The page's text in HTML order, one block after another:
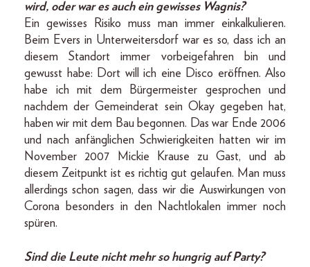
wird, oder war es auch ein gewisses Wagnis?
Ein gewisses Risiko muss man immer einkalkulieren.
Beim Evers in Unterweitersdorf war es so, dass ich an
diesem Standort immer vorbeigefahren bin und
gewusst habe: Dort will ich eine Disco eröffnen. Also
habe ich mit dem Bürgermeister gesprochen und
nachdem der Gemeinderat sein Okay gegeben hat,
haben wir mit dem Bau begonnen. Das war Ende 2006
und nach anfänglichen Schwierigkeiten hatten wir im
November 2007 Mickie Krause zu Gast, und ab
diesem Zeitpunkt ist es richtig gut gelaufen. Man muss
allerdings schon sagen, dass wir die Auswirkungen von
Corona besonders in den Nachtlokalen immer noch
spüren.
Sind die Leute nicht mehr so hungrig auf Party?